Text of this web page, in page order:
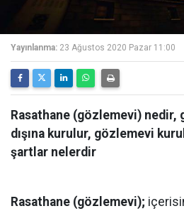
Yayınlanma: 23 Ağustos 2020 Pazar 11:00
Rasathane (gözlemevi)
dışına kurulur, gözlemevi
şartlar nelerdir
Rasathane (gözlemevi);